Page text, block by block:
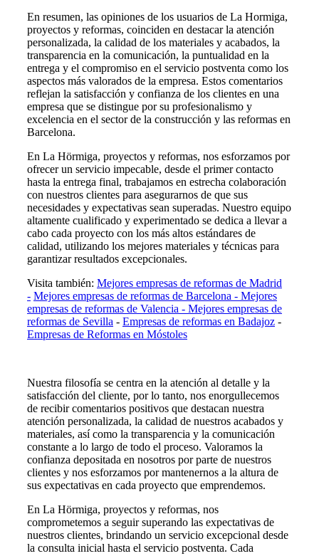
En resumen, las opiniones de los usuarios de La Hormiga,
proyectos y reformas, coinciden en destacar la atención
personalizada, la calidad de los materiales y acabados, la
transparencia en la comunicación, la puntualidad en la
entrega y el compromiso en el servicio postventa como los
aspectos más valorados de la empresa. Estos comentarios
reflejan la satisfacción y confianza de los clientes en una
empresa que se distingue por su profesionalismo y
excelencia en el sector de la construcción y las reformas en
Barcelona.
En La Hörmiga, proyectos y reformas, nos esforzamos por
ofrecer un servicio impecable, desde el primer contacto
hasta la entrega final, trabajamos en estrecha colaboración
con nuestros clientes para asegurarnos de que sus
necesidades y expectativas sean superadas. Nuestro equipo
altamente cualificado y experimentado se dedica a llevar a
cabo cada proyecto con los más altos estándares de
calidad, utilizando los mejores materiales y técnicas para
garantizar resultados excepcionales.
Visita también: Mejores empresas de reformas de Madrid
- Mejores empresas de reformas de Barcelona - Mejores
empresas de reformas de Valencia - Mejores empresas de
reformas de Sevilla - Empresas de reformas en Badajoz -
Empresas de Reformas en Móstoles
Nuestra filosofía se centra en la atención al detalle y la
satisfacción del cliente, por lo tanto, nos enorgullecemos
de recibir comentarios positivos que destacan nuestra
atención personalizada, la calidad de nuestros acabados y
materiales, así como la transparencia y la comunicación
constante a lo largo de todo el proceso. Valoramos la
confianza depositada en nosotros por parte de nuestros
clientes y nos esforzamos por mantenernos a la altura de
sus expectativas en cada proyecto que emprendemos.
En La Hörmiga, proyectos y reformas, nos
comprometemos a seguir superando las expectativas de
nuestros clientes, brindando un servicio excepcional desde
la consulta inicial hasta el servicio postventa. Cada